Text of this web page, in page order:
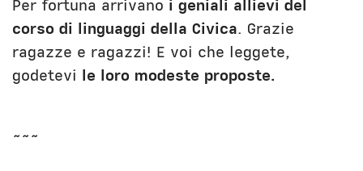
Per fortuna arrivano i geniali allievi del
corso di linguaggi della Civica. Grazie
ragazze e ragazzi! E voi che leggete,
godetevi le loro modeste proposte.
~~~